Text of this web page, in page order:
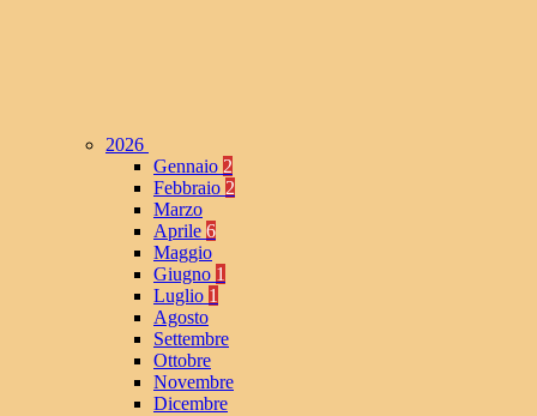
2026
Gennaio 2
Febbraio 2
Marzo
Aprile 6
Maggio
Giugno 1
Luglio 1
Agosto
Settembre
Ottobre
Novembre
Dicembre